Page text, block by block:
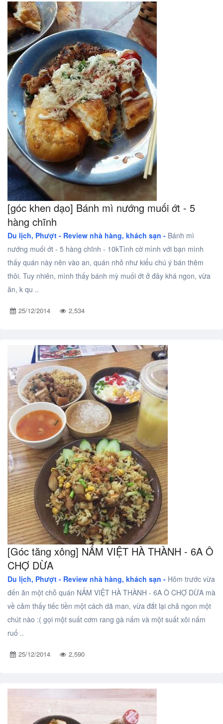
[góc khen dạo] Bánh mì nướng muối ớt - 5
hàng chĩnh
Du lịch, Phượt - Review nhà hàng, khách sạn - Bánh mì
nướng muối ớt - 5 hàng chĩnh - 10kTình cờ mình với bạn mình
thấy quán này nên vào an, quán nhỏ như kiểu chú ý bán thêm
thôi. Tuy nhiên, mình thấy bánh mỳ muối ớt ở đây khá ngon, vừa
ăn, k qu ..
25/12/2014 2,534
[Góc tăng xông] NẤM VIỆT HÀ THÀNH - 6A Ô
CHỢ DỪA
Du lịch, Phượt - Review nhà hàng, khách sạn - Hôm trước vừa
đến ăn một chỗ quán NẤM VIỆT HÀ THÀNH - 6A Ô CHỢ DỪA mà
về cảm thấy tiếc tiền một cách dã man, vừa đắt lại chả ngon một
chút nào :( gọi một suất cơm rang gà nấm và một suất xôi nấm
ruố ..
25/12/2014 2,590